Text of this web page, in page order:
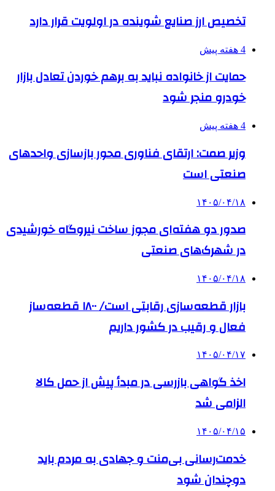
تخصیص ارز صنایع شوینده در اولویت قرار دارد
4 هفته پیش
حمایت از خانواده نباید به برهم خوردن تعادل بازار
خودرو منجر شود
4 هفته پیش
وزیر صمت: ارتقای فناوری محور بازسازی واحدهای
صنعتی است
۱۴۰۵/۰۴/۱۸
صدور دو هفته‌ای مجوز ساخت نیروگاه خورشیدی
در شهرک‌های صنعتی
۱۴۰۵/۰۴/۱۸
بازار قطعه‌سازی رقابتی است/ ۱۸۰۰ قطعه‌ساز
فعال و رقیب در کشور داریم
۱۴۰۵/۰۴/۱۷
اخذ گواهی بازرسی در مبدأ پیش از حمل کالا
الزامی شد
۱۴۰۵/۰۴/۱۵
خدمت‌رسانی بی‌منت و جهادی به مردم باید
دوچندان شود